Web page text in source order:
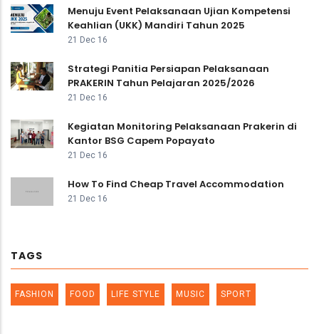
Menuju Event Pelaksanaan Ujian Kompetensi
Keahlian (UKK) Mandiri Tahun 2025
21 Dec 16
Strategi Panitia Persiapan Pelaksanaan
PRAKERIN Tahun Pelajaran 2025/2026
21 Dec 16
Kegiatan Monitoring Pelaksanaan Prakerin di
Kantor BSG Capem Popayato
21 Dec 16
How To Find Cheap Travel Accommodation
21 Dec 16
TAGS
FASHION FOOD LIFE STYLE MUSIC SPORT